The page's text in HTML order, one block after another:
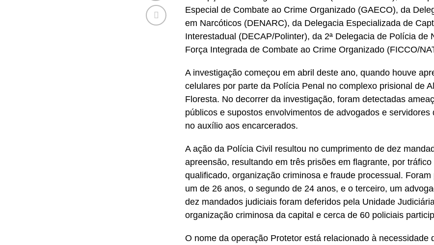
Especial de Combate ao Crime Organizado (GAECO), da
em Narcóticos (DENARC), da Delegacia Especializada de
Interestadual (DECAP/Polinter), da 2ª Delegacia de Polícia de
Força Integrada de Combate ao Crime Organizado (FICCO/
A investigação começou em abril deste ano, quando houve
celulares por parte da Polícia Penal no complexo prisional de
Floresta. No decorrer da investigação, foram detectadas
públicos e supostos envolvimentos de advogados e servidores
no auxílio aos encarcerados.
A ação da Polícia Civil resultou no cumprimento de dez
apreensão, resultando em três prisões em flagrante, por
qualificado, organização criminosa e fraude processual.
um de 26 anos, o segundo de 24 anos, e o terceiro, um
dez mandados judiciais foram deferidos pela Unidade
organização criminosa da capital e cerca de 60 policiais
O nome da operação Protetor está relacionado à necessidade